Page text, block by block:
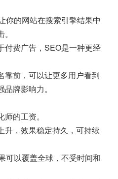
你的网站在搜索引擎结果中
付费广告，SEO是一种更经
靠前，可以让更多用户看到
牌影响力。
的工资。
升，效果稳定持久，可持续
可以覆盖全球，不受时间和